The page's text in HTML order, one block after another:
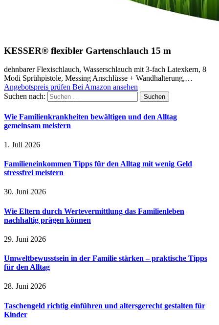
KESSER® flexibler Gartenschlauch 15 m
dehnbarer Flexischlauch, Wasserschlauch mit 3-fach Latexkern, 8
Modi Sprühpistole, Messing Anschlüsse + Wandhalterung,…
Angebotspreis prüfen Bei Amazon ansehen
Suchen nach:
Wie Familienkrankheiten bewältigen und den Alltag
gemeinsam meistern
1. Juli 2026
Familieneinkommen Tipps für den Alltag mit wenig Geld
stressfrei meistern
30. Juni 2026
Wie Eltern durch Wertevermittlung das Familienleben
nachhaltig prägen können
29. Juni 2026
Umweltbewusstsein in der Familie stärken – praktische Tipps
für den Alltag
28. Juni 2026
Taschengeld richtig einführen und altersgerecht gestalten für
Kinder